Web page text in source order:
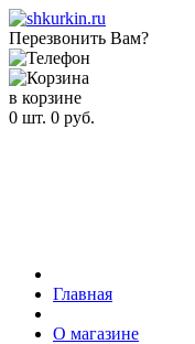
Перезвонить Вам?
в корзине
0 шт. 0 руб.
Главная
О магазине